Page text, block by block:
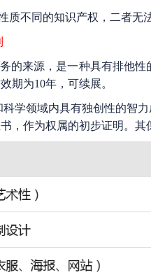
质不同的知识产权，二者无
的来源，是一种具有排他
期为10年，可续展。
学领域内具有独创性的智
，作为权属的初步证明。其